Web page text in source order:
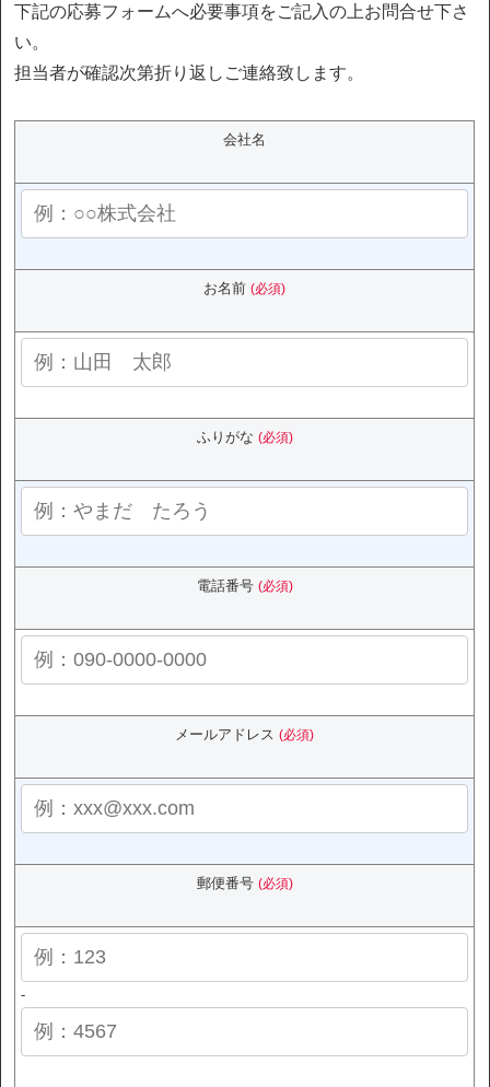
下記の応募フォームへ必要事項をご記入の上お問合せ下さ
い。
担当者が確認次第折り返しご連絡致します。
会社名
お名前(必須)
ふりがな (必須)
電話番号 (必須)
メールアドレス(必須)
郵便番号 (必須)
-